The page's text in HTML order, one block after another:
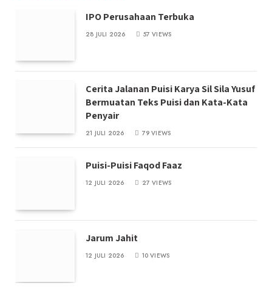
IPO Perusahaan Terbuka
28 JULI 2026 57VIEWS
Cerita Jalanan Puisi Karya Sil Sila Yusuf
Bermuatan Teks Puisi dan Kata-Kata
Penyair
21 JULI 2026 79VIEWS
Puisi-Puisi Faqod Faaz
12 JULI 2026 27VIEWS
Jarum Jahit
12 JULI 2026 10VIEWS